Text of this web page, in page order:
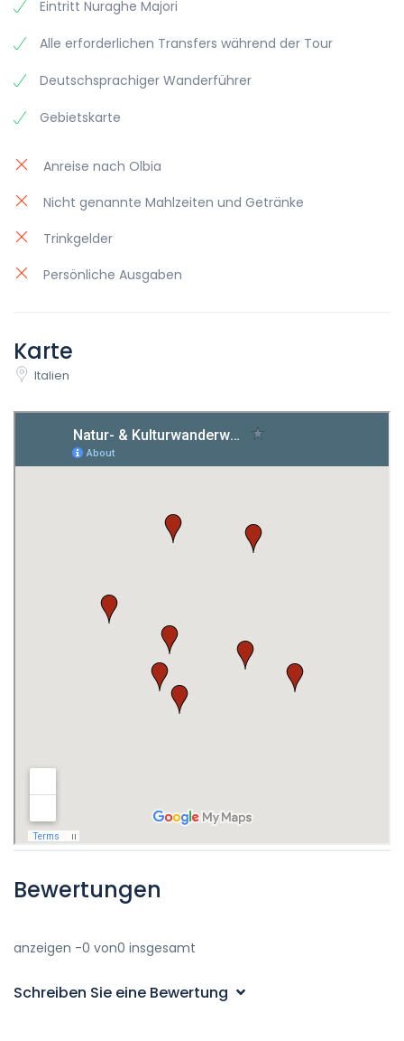
Eintritt Nuraghe Majori
Alle erforderlichen Transfers während der Tour
Deutschsprachiger Wanderführer
Gebietskarte
Anreise nach Olbia
Nicht genannte Mahlzeiten und Getränke
Trinkgelder
Persönliche Ausgaben
Karte
Italien
Bewertungen
anzeigen -0 von0 insgesamt
Schreiben Sie eine Bewertung